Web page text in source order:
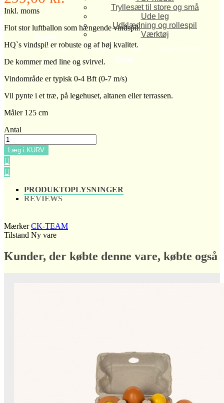
Tryllesæt til store og små
Ude leg
Udklædning og rollespil
Værktøj
legetøj dreng pige
Inkl. moms
Flot stor luftballon som hængende vindspil.
HQ`s vindspil er robuste og af høj kvalitet.
De kommer med line og svirvel.
Vindområde er typisk 0-4 Bft (0-7 m/s)
Vil pynte i et træ, på legehuset, altanen eller terrassen.
Måler 125 cm
Antal
Læg i KURV


PRODUKTOPLYSNINGER
REVIEWS
Mærker CK-TEAM
Tilstand Ny vare
Kunder, der købte denne vare, købte også